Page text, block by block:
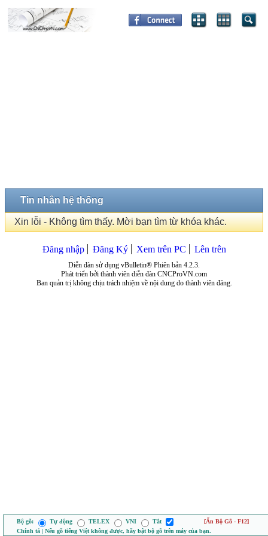
Tin nhắn hệ thống
Xin lỗi - Không tìm thấy. Mời bạn tìm từ khóa khác.
Đăng nhập Đăng Ký Xem trên PC Lên trên
Diễn đàn sử dụng vBulletin® Phiên bản 4.2.3.
Phát triển bởi thành viên diễn đàn CNCProVN.com
Ban quản trị không chịu trách nhiệm về nội dung do thành viên đăng.
Bộ gõ: Tự động TELEX VNI Tắt
[Ẩn Bộ Gõ - F12]
Chính tả | Nếu gõ tiếng Việt không được, hãy bật bộ gõ trên máy của bạn.